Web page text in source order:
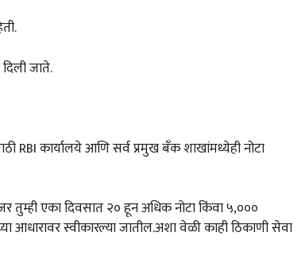
जाते.
कार्यालये आणि सर्व प्रमुख बँक शाखांमध्येही नोटा
तुम्ही एका दिवसात २० हून अधिक नोटा किंवा ५,०००
आधारावर स्वीकारल्या जातील.अशा वेळी काही ठिकाणी सेवा